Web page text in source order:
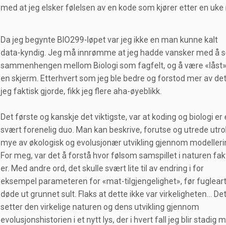
med at jeg elsker følelsen av en kode som kjører etter en uke
Da jeg begynte BIO299-løpet var jeg ikke en man kunne kalt
data-kyndig. Jeg må innrømme at jeg hadde vansker med å
sammenhengen mellom Biologi som fagfelt, og å være «låst»
en skjerm. Etterhvert som jeg ble bedre og forstod mer av det
jeg faktisk gjorde, fikk jeg flere aha-øyeblikk.
Det første og kanskje det viktigste, var at koding og biologi er
svært forenelig duo. Man kan beskrive, forutse og utrede
mye av økologisk og evolusjonær utvikling gjennom
For meg, var det å forstå hvor følsom samspillet i naturen
er. Med andre ord, det skulle svært lite til av endring i for
eksempel parameteren for «mat-tilgjengelighet», før
døde ut grunnet sult. Flaks at dette ikke var virkeligheten…
setter den virkelige naturen og dens utvikling gjennom
evolusjonshistorien i et nytt lys, der i hvert fall jeg blir stadig